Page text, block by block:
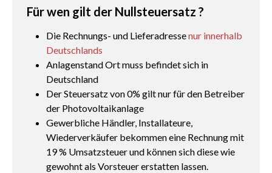
Für wen gilt der Nullsteuersatz ?
Die Rechnungs- und Lieferadressenur innerhalb
Deutschlands
Anlagenstand Ort muss befindet sich in
Deutschland
Der Steuersatz von 0% gilt nur für den Betreiber
der Photovoltaikanlage
Gewerbliche Händler, Installateure,
Wiederverkäufer bekommen eine Rechnung mit
19 % Umsatzsteuer und können sich diese wie
gewohnt als Vorsteuer erstatten lassen.